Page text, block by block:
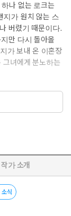
나 없는 로크는
지가 원치 않는 스
버렸기 때문이다.
만 다시 돌아올
가 보내 온 이혼장
그녀에게 분노하는
날 이곳까지 부른
는 주먹을 꼭 쥔
를 차갑게 쏘아
작가 소개
소식